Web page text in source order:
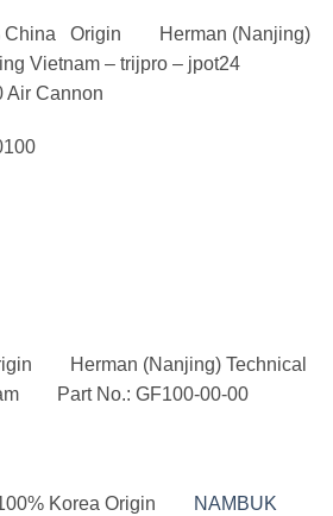
Origin Herman (Nanjing)
Vietnam – trijpro – jpot24
Air Cannon
Herman (Nanjing) Technical
Part No.: GF100-00-00
Korea Origin
NAMBUK